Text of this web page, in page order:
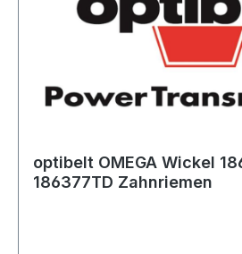
optibelt OMEGA Wickel
186377TD Zahnriemen